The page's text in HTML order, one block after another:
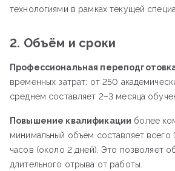
технологиями в рамках текущей
2. Объём и сроки
Профессиональная
временных затрат: от 250
среднем составляет 2–3 месяца
Повышение квалификации более
минимальный объём составляет всего
часов (около 2 дней). Это позволяет
длительного отрыва от работы.